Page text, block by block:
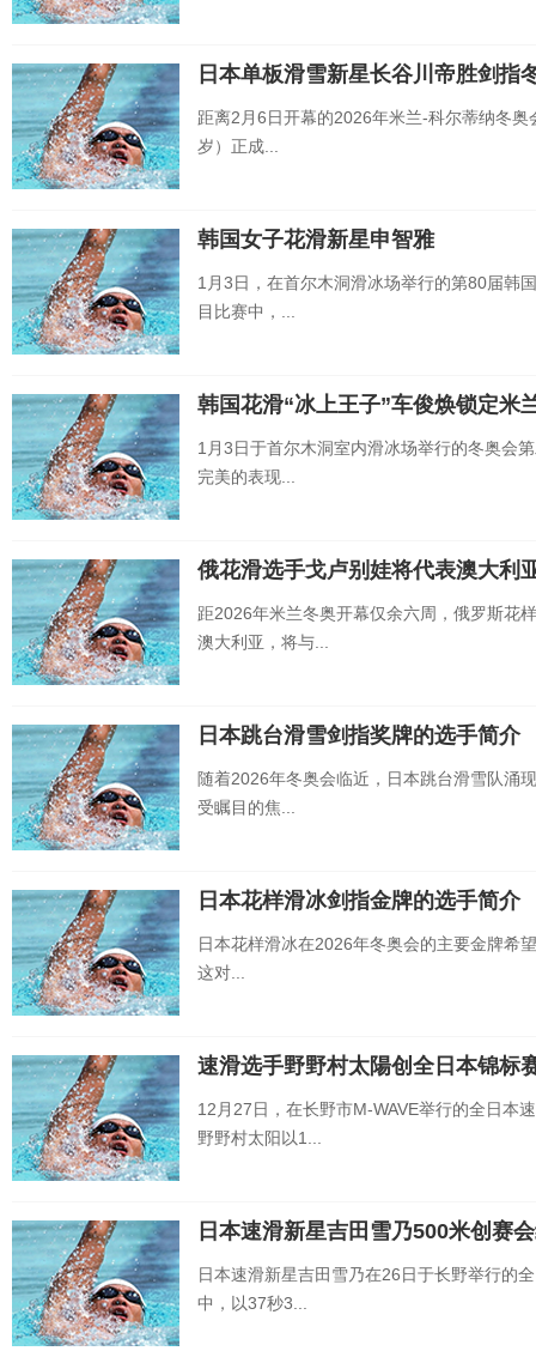
日本单板滑雪新星长谷川帝胜剑指
距离2月6日开幕的2026年米兰-科尔蒂纳冬
岁）正成...
韩国女子花滑新星申智雅
1月3日，在首尔木洞滑冰场举行的第80届韩
目比赛中，...
韩国花滑“冰上王子”车俊焕锁定米
1月3日于首尔木洞室内滑冰场举行的冬奥会
完美的表现...
俄花滑选手戈卢别娃将代表澳大利
距2026年米兰冬奥开幕仅余六周，俄罗斯花
澳大利亚，将与...
日本跳台滑雪剑指奖牌的选手简介
随着2026年冬奥会临近，日本跳台滑雪队涌
受瞩目的焦...
日本花样滑冰剑指金牌的选手简介
日本花样滑冰在2026年冬奥会的主要金牌希
这对...
速滑选手野野村太陽创全日本锦标
12月27日，在长野市M-WAVE举行的全日本
野野村太阳以1...
日本速滑新星吉田雪乃500米创赛
日本速滑新星吉田雪乃在26日于长野举行的
中，以37秒3...